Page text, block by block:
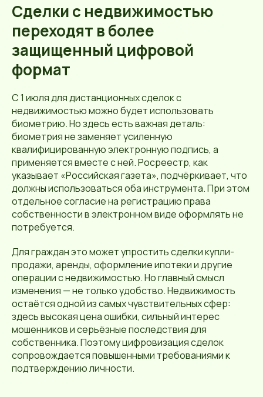
Сделки с недвижимостью
переходят в более
защищенный цифровой
формат
С 1 июля для дистанционных сделок с
недвижимостью можно будет использовать
биометрию. Но здесь есть важная деталь:
биометрия не заменяет усиленную
квалифицированную электронную подпись, а
применяется вместе с ней. Росреестр, как
указывает «Российская газета», подчёркивает, что
должны использоваться оба инструмента. При этом
отдельное согласие на регистрацию права
собственности в электронном виде оформлять не
потребуется.
Для граждан это может упростить сделки купли-
продажи, аренды, оформление ипотеки и другие
операции с недвижимостью. Но главный смысл
изменения — не только удобство. Недвижимость
остаётся одной из самых чувствительных сфер:
здесь высокая цена ошибки, сильный интерес
мошенников и серьёзные последствия для
собственника. Поэтому цифровизация сделок
сопровождается повышенными требованиями к
подтверждению личности.